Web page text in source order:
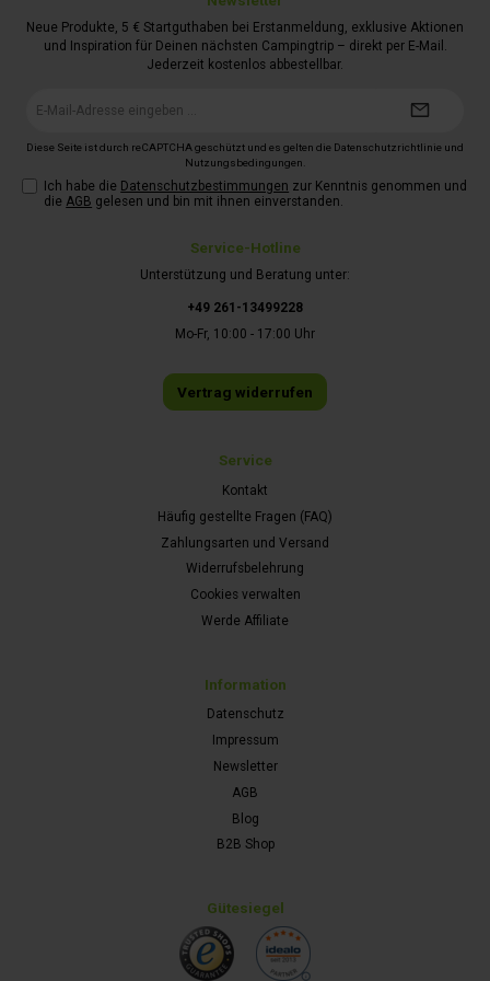
Service-Hotline
Unterstützung und Beratung unter:
+49 261-13499228
Mo-Fr, 10:00 - 17:00 Uhr
Vertrag widerrufen
Service
Kontakt
Häufig gestellte Fragen (FAQ)
Zahlungsarten und Versand
Widerrufsbelehrung
Cookies verwalten
Werde Affiliate
Information
Datenschutz
Impressum
Newsletter
AGB
Blog
B2B Shop
Gütesiegel
Neue Produkte, 5 € Startguthaben bei Erstanmeldung, exklusive Aktionen
und Inspiration für Deinen nächsten Campingtrip – direkt per E-Mail.
Jederzeit kostenlos abbestellbar.
Diese Seite ist durch reCAPTCHA geschützt und es gelten die Datenschutzrichtlinie und
Nutzungsbedingungen.
Ich habe die Datenschutzbestimmungen zur Kenntnis genommen und
die AGB gelesen und bin mit ihnen einverstanden.